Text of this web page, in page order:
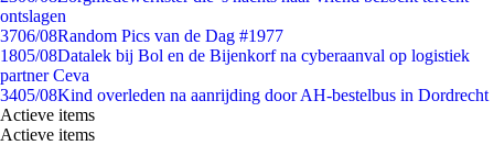
ontslagen
3706/08Random Pics van de Dag #1977
1805/08Datalek bij Bol en de Bijenkorf na cyberaanval op logistiek
partner Ceva
3405/08Kind overleden na aanrijding door AH-bestelbus in Dordrecht
Actieve items
Actieve items